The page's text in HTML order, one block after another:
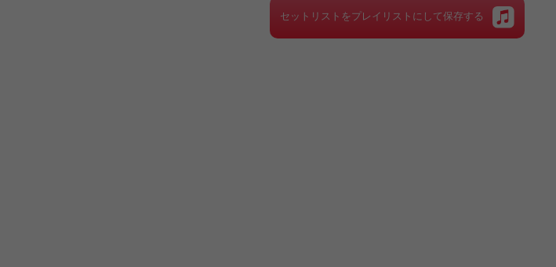
セットリストをプレイリストにして保存する